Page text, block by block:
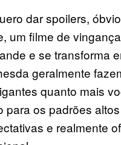
dar spoilers,
um filme de
e se transforma
geralmente
quanto mais
os padrões
e realmente